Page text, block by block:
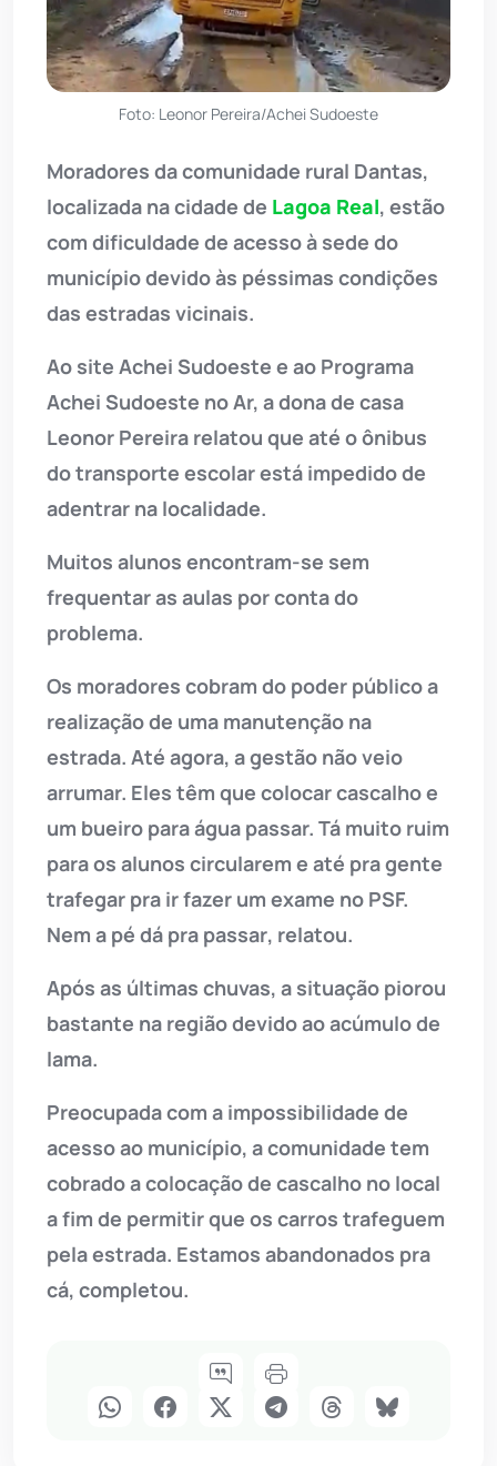
Foto: Leonor Pereira/Achei Sudoeste
Moradores da comunidade rural Dantas,
localizada na cidade de Lagoa Real, estão
com dificuldade de acesso à sede do
município devido às péssimas condições
das estradas vicinais.
Ao site Achei Sudoeste e ao Programa
Achei Sudoeste no Ar, a dona de casa
Leonor Pereira relatou que até o ônibus
do transporte escolar está impedido de
adentrar na localidade.
Muitos alunos encontram-se sem
frequentar as aulas por conta do
problema.
Os moradores cobram do poder público a
realização de uma manutenção na
estrada. Até agora, a gestão não veio
arrumar. Eles têm que colocar cascalho e
um bueiro para água passar. Tá muito ruim
para os alunos circularem e até pra gente
trafegar pra ir fazer um exame no PSF.
Nem a pé dá pra passar, relatou.
Após as últimas chuvas, a situação piorou
bastante na região devido ao acúmulo de
lama.
Preocupada com a impossibilidade de
acesso ao município, a comunidade tem
cobrado a colocação de cascalho no local
a fim de permitir que os carros trafeguem
pela estrada. Estamos abandonados pra
cá, completou.